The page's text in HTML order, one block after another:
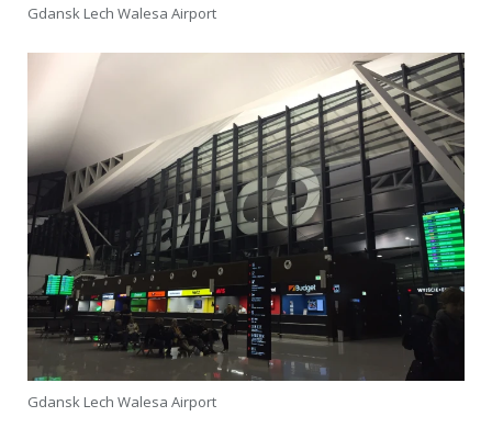
Gdansk Lech Walesa Airport
Gdansk Lech Walesa Airport